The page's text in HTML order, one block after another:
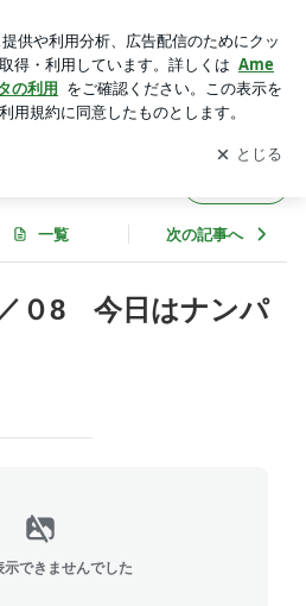
ブログの更新通知
を受け取りまし
開く
一覧 次の記事へ
０8 今日はナンパ
示できませんでした